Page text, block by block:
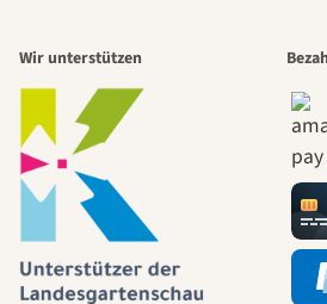
Wege zu
selbst
Wir unterstützen